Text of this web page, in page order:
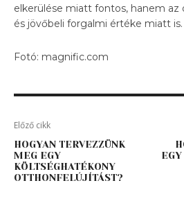
elkerülése miatt fontos, hanem
és jövőbeli forgalmi értéke miatt is.
Fotó: magnific.com
Előző cikk
HOGYAN TERVEZZÜNK
MEG EGY
KÖLTSÉGHATÉKONY
OTTHONFELÚJÍTÁST?